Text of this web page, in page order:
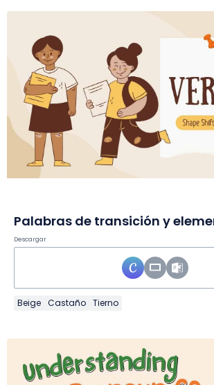
Descargar
Beige Castaño Tierno